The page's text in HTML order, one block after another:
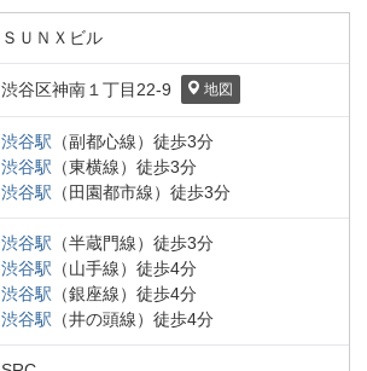
ＳＵＮＸビル
渋谷区神南１丁目 22-9 地図
渋谷駅 （副都心線） 徒歩3分
渋谷駅 （東横線） 徒歩3分
渋谷駅 （ 田園都市線） 徒歩3分
渋谷駅 （半蔵門線） 徒歩3分
渋谷駅 （山手線） 徒歩4分
渋谷駅 （銀座線） 徒歩4分
渋谷駅 （井の頭線） 徒歩4分